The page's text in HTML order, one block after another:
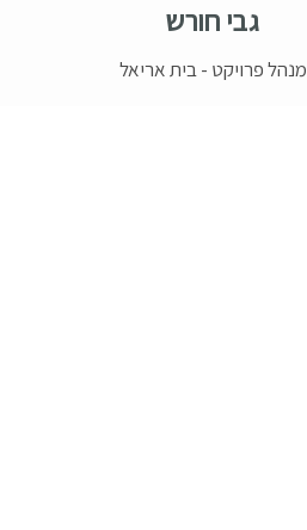
גבי חורש
מנהל פרויקט - בית אריאל